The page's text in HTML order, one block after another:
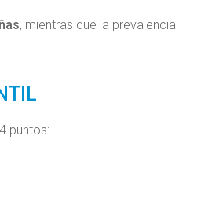
, mientras que la prevalencia
puntos: